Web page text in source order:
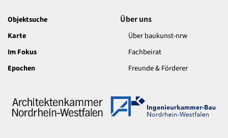
Objektsuche
Karte
Im Fokus
Epochen
Über uns
Über baukunst-nrw
Fachbeirat
Freunde & Förderer